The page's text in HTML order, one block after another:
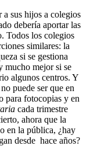
sus hijos a colegios
debería aportar las
Todos los colegios
similares: la
si se gestiona
mucho mejor si se
algunos centros. Y
puede ser que en
para fotocopias y en
cada trimestre
ahora que la
en la pública, ¿hay
desde hace años?